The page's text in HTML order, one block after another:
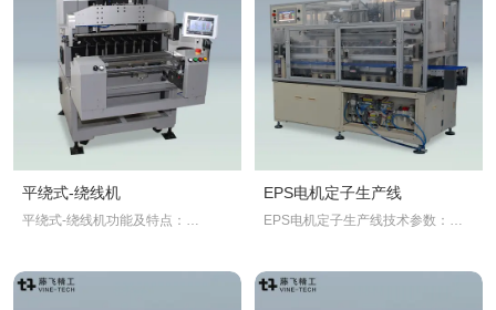
手工送料；
▲参数可编程：匝数、夹线转角度
数、转向均可编程
▲设备有远程诊断功能
平绕式-绕线机
平绕式-绕线机功能及特点：
▲导针杆可以旋转0度、90度、135
EPS电机定子生产线
EPS电机定子生产线技术参数：
3.线径范围: φ0.5-中2.0mm